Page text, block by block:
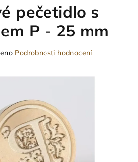
pečetidlo s
P - 25 mm
Podrobnosti hodnocení